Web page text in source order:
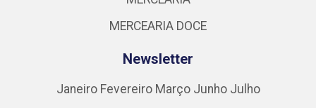
MERCEARIA DOCE
Newsletter
Janeiro Fevereiro Março Junho Julho